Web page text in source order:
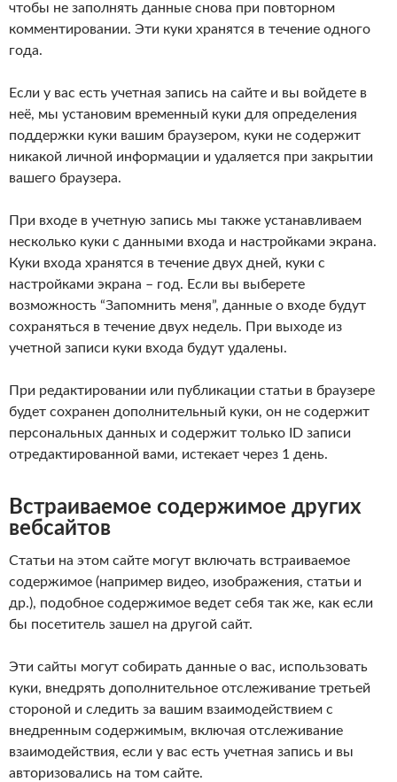
чтобы не заполнять данные снова при повторном
комментировании. Эти куки хранятся в течение одного
года.
Если у вас есть учетная запись на сайте и вы войдете в
неё, мы установим временный куки для определения
поддержки куки вашим браузером, куки не содержит
никакой личной информации и удаляется при закрытии
вашего браузера.
При входе в учетную запись мы также устанавливаем
несколько куки с данными входа и настройками экрана.
Куки входа хранятся в течение двух дней, куки с
настройками экрана – год. Если вы выберете
возможность “Запомнить меня”, данные о входе будут
сохраняться в течение двух недель. При выходе из
учетной записи куки входа будут удалены.
При редактировании или публикации статьи в браузере
будет сохранен дополнительный куки, он не содержит
персональных данных и содержит только ID записи
отредактированной вами, истекает через 1 день.
Встраиваемое содержимое других
вебсайтов
Статьи на этом сайте могут включать встраиваемое
содержимое (например видео, изображения, статьи и
др.), подобное содержимое ведет себя так же, как если
бы посетитель зашел на другой сайт.
Эти сайты могут собирать данные о вас, использовать
куки, внедрять дополнительное отслеживание третьей
стороной и следить за вашим взаимодействием с
внедренным содержимым, включая отслеживание
взаимодействия, если у вас есть учетная запись и вы
авторизовались на том сайте.